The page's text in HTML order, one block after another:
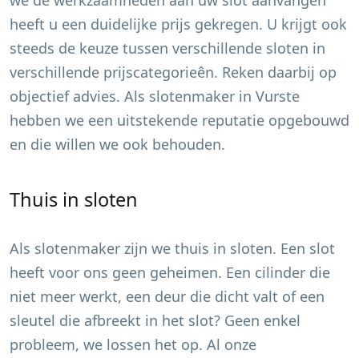
heeft u een duidelijke prijs gekregen. U krijgt ook
steeds de keuze tussen verschillende sloten in
verschillende prijscategorieên. Reken daarbij op
objectief advies. Als slotenmaker in Vurste
hebben we een uitstekende reputatie opgebouwd
en die willen we ook behouden.
Thuis in sloten
Als slotenmaker zijn we thuis in sloten. Een slot
heeft voor ons geen geheimen. Een cilinder die
niet meer werkt, een deur die dicht valt of een
sleutel die afbreekt in het slot? Geen enkel
probleem, we lossen het op. Al onze